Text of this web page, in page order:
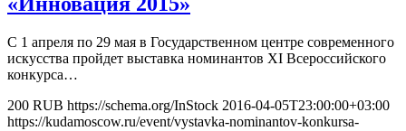
С 1 апреля по 29 мая в Государственном центре современного
искусства пройдет выставка номинантов XI Всероссийского
конкурса…
200 RUB https://schema.org/InStock 2016-04-05T23:00:00+03:00
https://kudamoscow.ru/event/vystavka-nominantov-konkursa-